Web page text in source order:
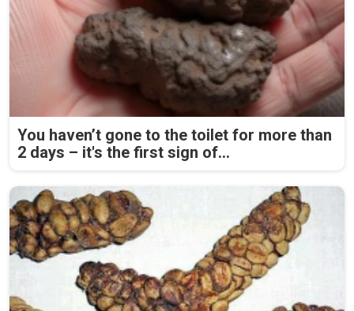
You haven’t gone to the toilet for more than
2 days – it's the first sign of...